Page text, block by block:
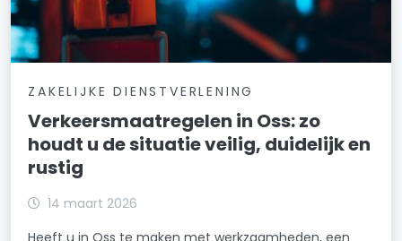
ZAKELIJKE DIENSTVERLENING
Verkeersmaatregelen in Oss: zo
houdt u de situatie veilig, duidelijk en
rustig
14 maart 2026